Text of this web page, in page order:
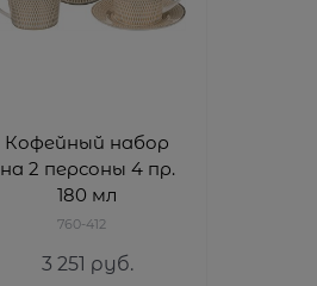
Кофейный набор
на 2 персоны 4 пр.
180 мл
760-412
3 251 руб.